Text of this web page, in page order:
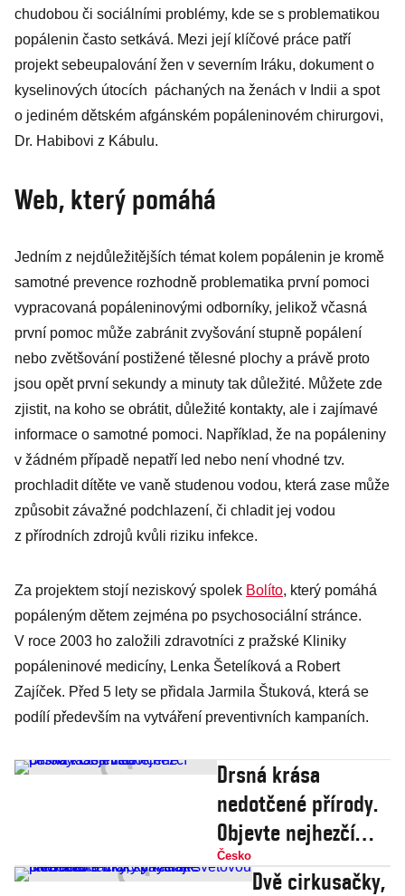
chudobou či sociálními problémy, kde se s problematikou
popálenin často setkává. Mezi její klíčové práce patří
projekt sebeupalování žen v severním Iráku, dokument o
kyselinových útocích páchaných na ženách v Indii a spot
o jediném dětském afgánském popáleninovém chirurgovi,
Dr. Habibovi z Kábulu.
Web, který pomáhá
Jedním z nejdůležitějších témat kolem popálenin je kromě
samotné prevence rozhodně problematika první pomoci
vypracovaná popáleninovými odborníky, jelikož včasná
první pomoc může zabránit zvyšování stupně popálení
nebo zvětšování postižené tělesné plochy a právě proto
jsou opět první sekundy a minuty tak důležité. Můžete zde
zjistit, na koho se obrátit, důležité kontakty, ale i zajímavé
informace o samotné pomoci. Například, že na popáleniny
v žádném případě nepatří led nebo není vhodné tzv.
prochladit dítěte ve vaně studenou vodou, která zase může
způsobit závažné podchlazení, či chladit jej vodou
z přírodních zdrojů kvůli riziku infekce.
Za projektem stojí neziskový spolek Bolíto, který pomáhá
popáleným dětem zejména po psychosociální stránce.
V roce 2003 ho založili zdravotníci z pražské Kliniky
popáleninové medicíny, Lenka Šetelíková a Robert
Zajíček. Před 5 lety se přidala Jarmila Štuková, která se
podílí především na vytváření preventivních kampaních.
Drsná krása
nedotčené přírody.
Objevte nejhezčí
česká rašeliniště
Česko
Dvě cirkusačky,